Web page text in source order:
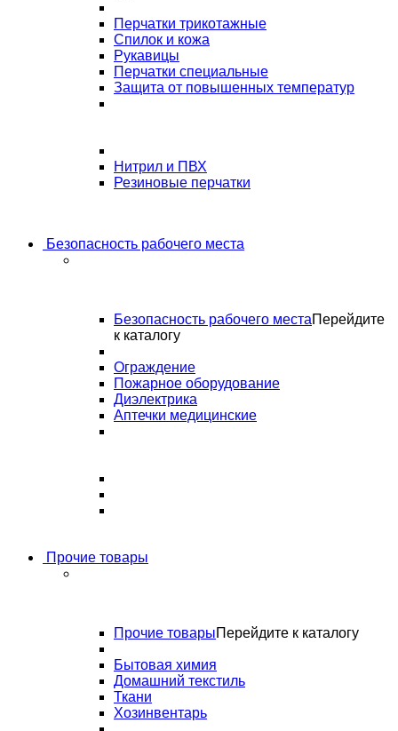
Перчатки трикотажные
Спилок и кожа
Рукавицы
Перчатки специальные
Защита от повышенных температур
Нитрил и ПВХ
Резиновые перчатки
Безопасность рабочего места
Безопасность рабочего местаПерейдите
к каталогу
Ограждение
Пожарное оборудование
Диэлектрика
Аптечки медицинские
Прочие товары
Прочие товарыПерейдите к каталогу
Бытовая химия
Домашний текстиль
Ткани
Хозинвентарь